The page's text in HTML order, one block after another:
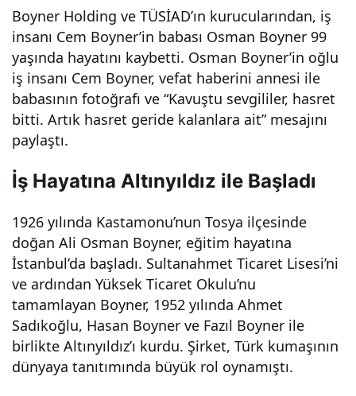
Boyner Holding ve TÜSİAD’ın kurucularından, iş
insanı Cem Boyner’in babası Osman Boyner 99
yaşında hayatını kaybetti. Osman Boyner’in oğlu
iş insanı Cem Boyner, vefat haberini annesi ile
babasının fotoğrafı ve “Kavuştu sevgililer, hasret
bitti. Artık hasret geride kalanlara ait” mesajını
paylaştı.
İş Hayatına Altınyıldız ile Başladı
1926 yılında Kastamonu’nun Tosya ilçesinde
doğan Ali Osman Boyner, eğitim hayatına
İstanbul’da başladı. Sultanahmet Ticaret Lisesi’ni
ve ardından Yüksek Ticaret Okulu’nu
tamamlayan Boyner, 1952 yılında Ahmet
Sadıkoğlu, Hasan Boyner ve Fazıl Boyner ile
birlikte Altınyıldız’ı kurdu. Şirket, Türk kumaşının
dünyaya tanıtımında büyük rol oynamıştı.
kay
bett
i – İş
nı
a